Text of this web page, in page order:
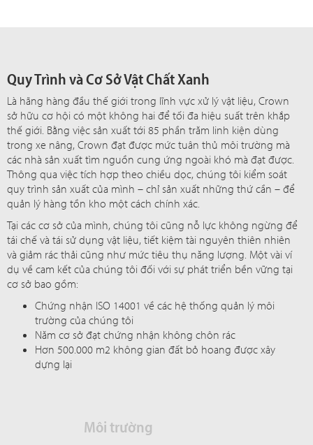
Quy Trình và Cơ Sở Vật Chất Xanh
Là hãng hàng đầu thế giới trong lĩnh vực xử lý vật liệu, Crown
sở hữu cơ hội có một không hai để tối đa hiệu suất trên khắp
thế giới. Bằng việc sản xuất tới 85 phần trăm linh kiện dùng
trong xe nâng, Crown đạt được mức tuân thủ môi trường mà
các nhà sản xuất tìm nguồn cung ứng ngoài khó mà đạt được.
Thông qua việc tích hợp theo chiều dọc, chúng tôi kiểm soát
quy trình sản xuất của mình – chỉ sản xuất những thứ cần – để
quản lý hàng tồn kho một cách chính xác.
Tại các cơ sở của mình, chúng tôi cũng nỗ lực không ngừng để
tái chế và tái sử dụng vật liệu, tiết kiệm tài nguyên thiên nhiên
và giảm rác thải cũng như mức tiêu thụ năng lượng. Một vài ví
dụ về cam kết của chúng tôi đối với sự phát triển bền vững tại
cơ sở bao gồm:
Chứng nhận ISO 14001 về các hệ thống quản lý môi
trường của chúng tôi
Năm cơ sở đạt chứng nhận không chôn rác
Hơn 500.000 m2 không gian đất bỏ hoang được xây
dựng lại
Môi trường